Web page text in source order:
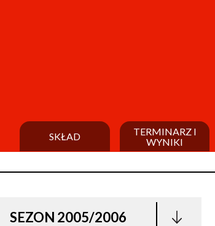
SKŁAD
TERMINARZ I
WYNIKI
SEZON 2005/2006